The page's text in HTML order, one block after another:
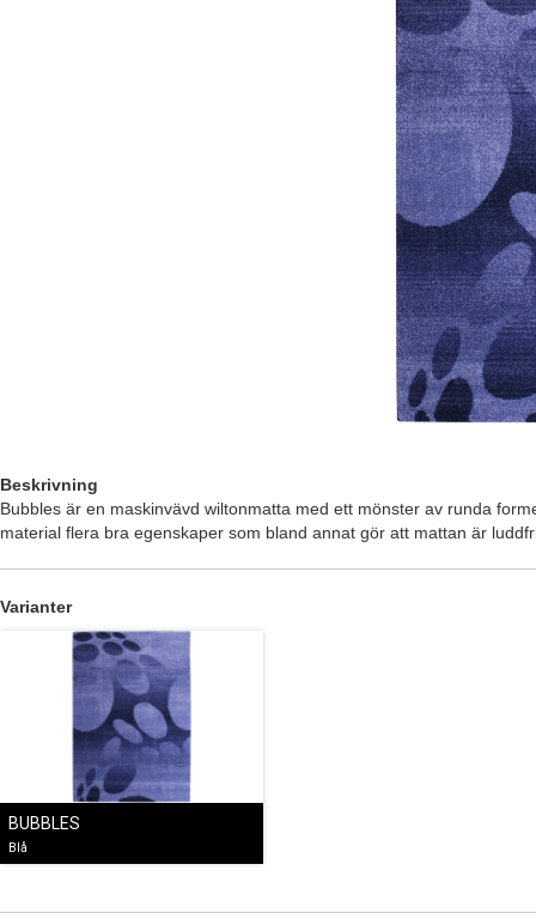
Beskrivning
Bubbles är en maskinvävd wiltonmatta med ett mönster av runda
material flera bra egenskaper som bland annat gör att mattan är
Varianter
BUBBLES
Blå